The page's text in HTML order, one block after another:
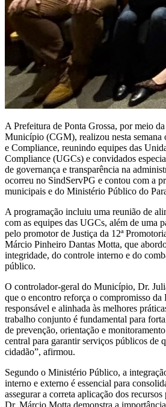
A Prefeitura de Ponta Grossa, por meio
Município (CGM), realizou nesta semana
e Compliance, reunindo equipes das
Compliance (UGCs) e convidados
de governança e transparência na
ocorreu no SindServPG e contou com a
municipais e do Ministério Público do
A programação incluiu uma reunião de
com as equipes das UGCs, além de uma
pelo promotor de Justiça da 12ª
Márcio Pinheiro Dantas Motta, que
integridade, do controle interno e do
público.
O controlador-geral do Município, Dr.
que o encontro reforça o compromisso da
responsável e alinhada às melhores
trabalho conjunto é fundamental para
de prevenção, orientação e
central para garantir serviços públicos de
cidadão”, afirmou.
Segundo o Ministério Público, a
interno e externo é essencial para
assegurar a correta aplicação dos
Dr. Márcio Motta demonstra a